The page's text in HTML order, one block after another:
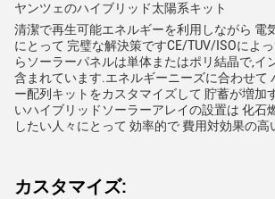
ヤンツェのハイブリッド太陽系キット
清潔で再生可能エネルギーを利用しながら 電
にとって 完璧な解決策ですCE/TUV/ISOによ
らソーラーパネルは単体またはポリ結晶で,イ
含まれています.エネルギーニーズに合わせて
ー配列キットをカスタマイズして 貯蓄が増加
いハイブリッドソーラーアレイの設置は 化石
したい人々にとって 効率的で 費用対効果の高
カスタマイズ: